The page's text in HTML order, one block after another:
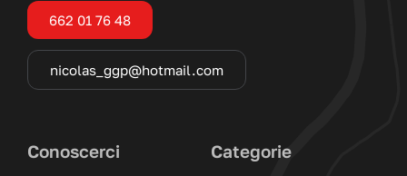
662 01 76 48
nicolas_ggp@hotmail.com
Conoscerci Categorie